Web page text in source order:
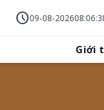
schedule09-08-202608:06:
Giới